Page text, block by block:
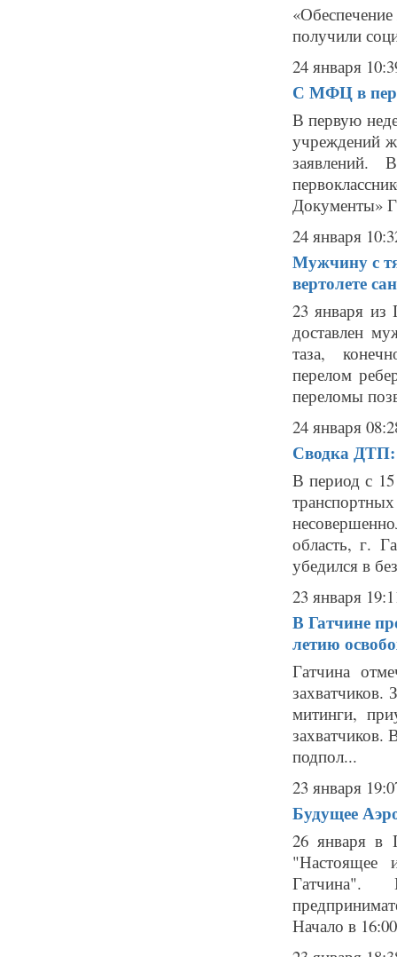
получили
24 января
С МФЦ в
В первую
учреждений
заявлений.
Документы»
24 января
Мужчину с
вертолете
23 января
доставлен
таза,
перелом
переломы
24 января
Сводка ДТП:
В период с
область, г.
убедился в
23 января
В Гатчине
летию
Гатчина
захватчиков.
митинги,
захватчиков.
подпол...
23 января
Будущее
26 января в
"Настоящее
Гатчина".
Начало в